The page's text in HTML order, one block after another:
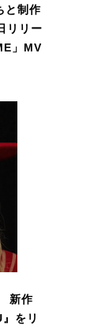
と制作
リリー
」MV
新作
をリ